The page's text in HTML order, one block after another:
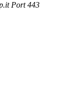
Port 443